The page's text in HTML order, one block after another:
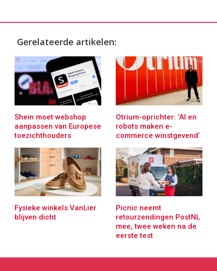
Gerelateerde artikelen:
Shein moet webshop
aanpassen van Europese
toezichthouders
Otrium-oprichter: ‘AI en
robots maken e-
commerce winstgevend’
Fysieke winkels VanLier
blijven dicht
Picnic neemt
retourzendingen PostNL
mee, twee weken na de
eerste test